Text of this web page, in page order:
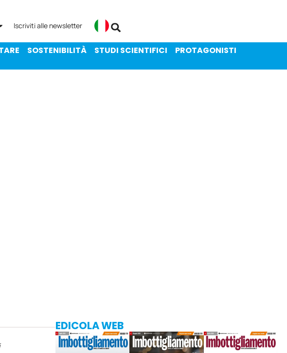
Iscriviti alle newsletter
SOSTENIBILITÀ STUDI SCIENTIFICI
PROTAGONISTI
EDICOLA WEB